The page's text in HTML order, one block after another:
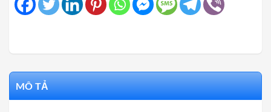
MÔ TẢ